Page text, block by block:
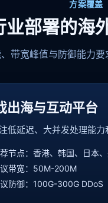
方案覆盖
业部署的海
带宽峰值与防御能力
出海与互动平台
低延迟、大并发处理能力
节点：香港、韩国、日本
带宽：50M-200M
防御：100G-300G DDoS